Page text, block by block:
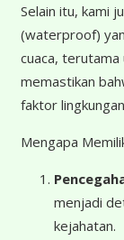
Selain itu, kami
(waterproof)
cuaca, terutama
memastikan
faktor
Mengapa
menjadi
kejahatan.